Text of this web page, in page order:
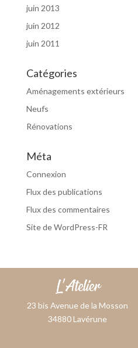
juin 2013
juin 2012
juin 2011
Catégories
Aménagements extérieurs
Neufs
Rénovations
Méta
Connexion
Flux des publications
Flux des commentaires
Site de WordPress-FR
23 bis Avenue de la Mosson
34880 Lavérune